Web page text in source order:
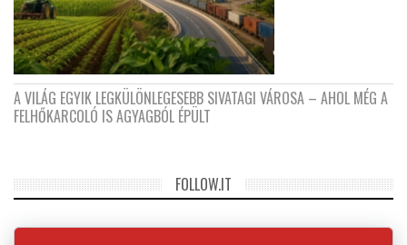
A VILÁG EGYIK LEGKÜLÖNLEGESEBB SIVATAGI VÁROSA – AHOL MÉG A
FELHŐKARCOLÓ IS AGYAGBÓL ÉPÜLT
FOLLOW.IT